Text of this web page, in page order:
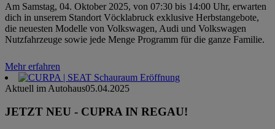
Am Samstag, 04. Oktober 2025, von 07:30 bis 14:00 Uhr, erwarten
dich in unserem Standort Vöcklabruck exklusive Herbstangebote,
die neuesten Modelle von Volkswagen, Audi und Volkswagen
Nutzfahrzeuge sowie jede Menge Programm für die ganze Familie.
Mehr erfahren
Aktuell im Autohaus05.04.2025
JETZT NEU - CUPRA IN REGAU!